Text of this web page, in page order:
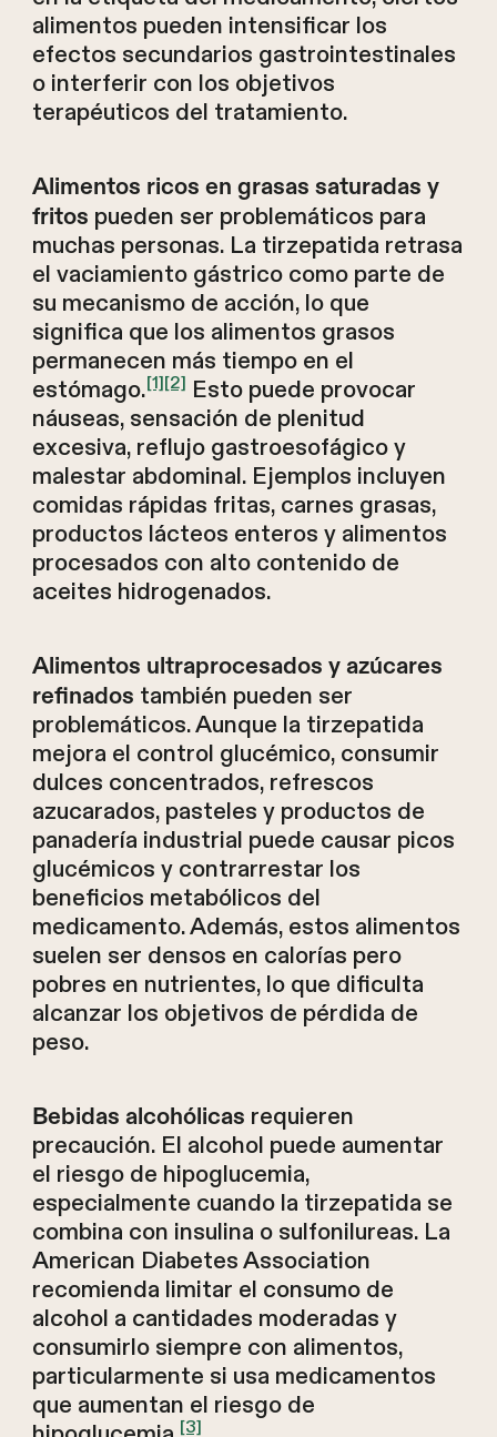
alimentos pueden intensificar los
efectos secundarios gastrointestinales
o interferir con los objetivos
terapéuticos del tratamiento.
Alimentos ricos en grasas saturadas y
fritos pueden ser problemáticos para
muchas personas. La tirzepatida retrasa
el vaciamiento gástrico como parte de
su mecanismo de acción, lo que
significa que los alimentos grasos
permanecen más tiempo en el
estómago.[1][2] Esto puede provocar
náuseas, sensación de plenitud
excesiva, reflujo gastroesofágico y
malestar abdominal. Ejemplos incluyen
comidas rápidas fritas, carnes grasas,
productos lácteos enteros y alimentos
procesados con alto contenido de
aceites hidrogenados.
Alimentos ultraprocesados y azúcares
refinados también pueden ser
problemáticos. Aunque la tirzepatida
mejora el control glucémico, consumir
dulces concentrados, refrescos
azucarados, pasteles y productos de
panadería industrial puede causar picos
glucémicos y contrarrestar los
beneficios metabólicos del
medicamento. Además, estos alimentos
suelen ser densos en calorías pero
pobres en nutrientes, lo que dificulta
alcanzar los objetivos de pérdida de
peso.
Bebidas alcohólicas requieren
precaución. El alcohol puede aumentar
el riesgo de hipoglucemia,
especialmente cuando la tirzepatida se
combina con insulina o sulfonilureas. La
American Diabetes Association
recomienda limitar el consumo de
alcohol a cantidades moderadas y
consumirlo siempre con alimentos,
particularmente si usa medicamentos
que aumentan el riesgo de
[3]